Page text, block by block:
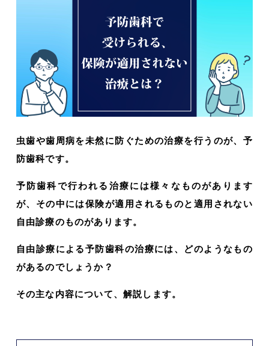
虫歯や歯周病を未然に防ぐための治療を行うのが、予
防歯科です。
予防歯科で行われる治療には様々なものがあります
が、その中には保険が適用されるものと適用されない
自由診療のものがあります。
自由診療による予防歯科の治療には、どのようなもの
があるのでしょうか？
その主な内容について、解説します。